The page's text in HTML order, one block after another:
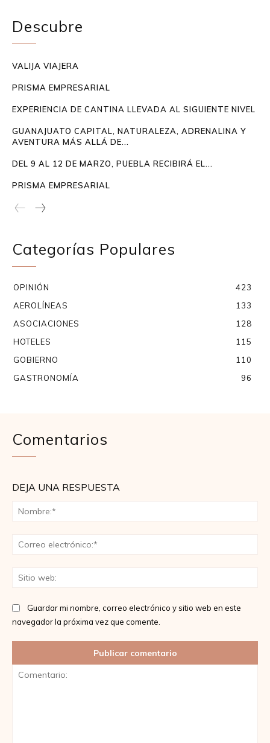
Descubre
VALIJA VIAJERA
PRISMA EMPRESARIAL
EXPERIENCIA DE CANTINA LLEVADA AL SIGUIENTE NIVEL
GUANAJUATO CAPITAL, NATURALEZA, ADRENALINA Y
AVENTURA MÁS ALLÁ DE...
DEL 9 AL 12 DE MARZO, PUEBLA RECIBIRÁ EL...
PRISMA EMPRESARIAL
Categorías Populares
OPINIÓN
423
AEROLÍNEAS
133
ASOCIACIONES
128
HOTELES
115
GOBIERNO
110
GASTRONOMÍA
96
Comentarios
DEJA UNA RESPUESTA
Guardar mi nombre, correo electrónico y sitio web en este
navegador la próxima vez que comente.